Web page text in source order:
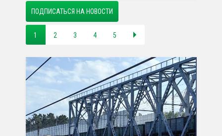
ПОДПИСАТЬСЯ НА НОВОСТИ
1 2 3 4 5